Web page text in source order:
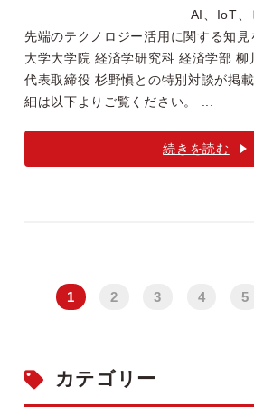
AI、IoT、
先端のテクノロジー活用に関する知
大学大学院 経済学研究科 経済学部 柳
代表取締役 杉野愼との特別対談が掲
細は以下よりご覧ください。 ...
続きを読む
1 2 3 4 5
カテゴリー